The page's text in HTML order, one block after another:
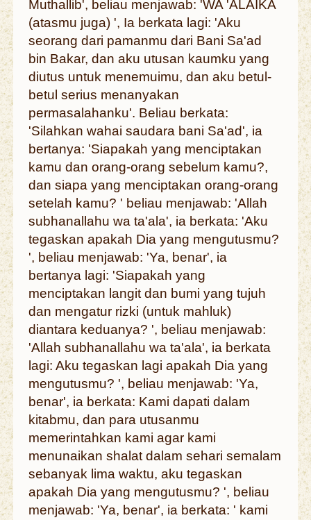
Muthallib', beliau menjawab: 'WA 'ALAIKA
(atasmu juga) ', Ia berkata lagi: 'Aku
seorang dari pamanmu dari Bani Sa'ad
bin Bakar, dan aku utusan kaumku yang
diutus untuk menemuimu, dan aku betul-
betul serius menanyakan
permasalahanku'. Beliau berkata:
'Silahkan wahai saudara bani Sa'ad', ia
bertanya: 'Siapakah yang menciptakan
kamu dan orang-orang sebelum kamu?,
dan siapa yang menciptakan orang-orang
setelah kamu? ' beliau menjawab: 'Allah
subhanallahu wa ta'ala', ia berkata: 'Aku
tegaskan apakah Dia yang mengutusmu?
', beliau menjawab: 'Ya, benar', ia
bertanya lagi: 'Siapakah yang
menciptakan langit dan bumi yang tujuh
dan mengatur rizki (untuk mahluk)
diantara keduanya? ', beliau menjawab:
'Allah subhanallahu wa ta'ala', ia berkata
lagi: Aku tegaskan lagi apakah Dia yang
mengutusmu? ', beliau menjawab: 'Ya,
benar', ia berkata: Kami dapati dalam
kitabmu, dan para utusanmu
memerintahkan kami agar kami
menunaikan shalat dalam sehari semalam
sebanyak lima waktu, aku tegaskan
apakah Dia yang mengutusmu? ', beliau
menjawab: 'Ya, benar', ia berkata: ' kami